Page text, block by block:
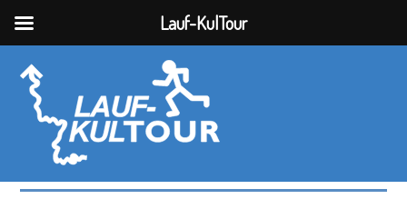
Lauf-KulTour